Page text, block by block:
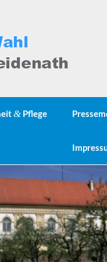
& Pflege